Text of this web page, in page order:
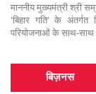
माननीय मुख्यमंत्री श्री
'बिहार गति' के
परियोजनाओं के साथ-साथ
बिज़नस